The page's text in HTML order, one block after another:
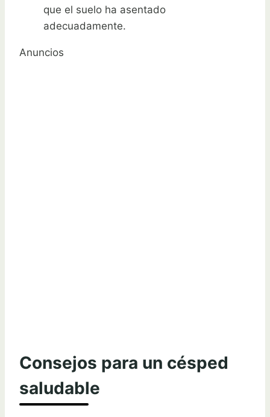
que el suelo ha asentado
adecuadamente.
Anuncios
Consejos para un césped
saludable